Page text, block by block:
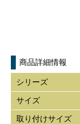
商品詳細情報
シリーズ
サイズ
取り付けサイズ